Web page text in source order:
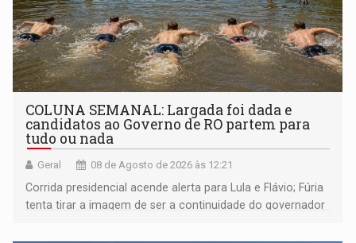
COLUNA SEMANAL: Largada foi dada e
candidatos ao Governo de RO partem para
tudo ou nada
Geral 08 de Agosto de 2026 às 12:21
Corrida presidencial acende alerta para Lula e Flávio; Fúria
tenta tirar a imagem de ser a continuidade do governador
não ter entrado no modo eleição; ABAV faz evento em